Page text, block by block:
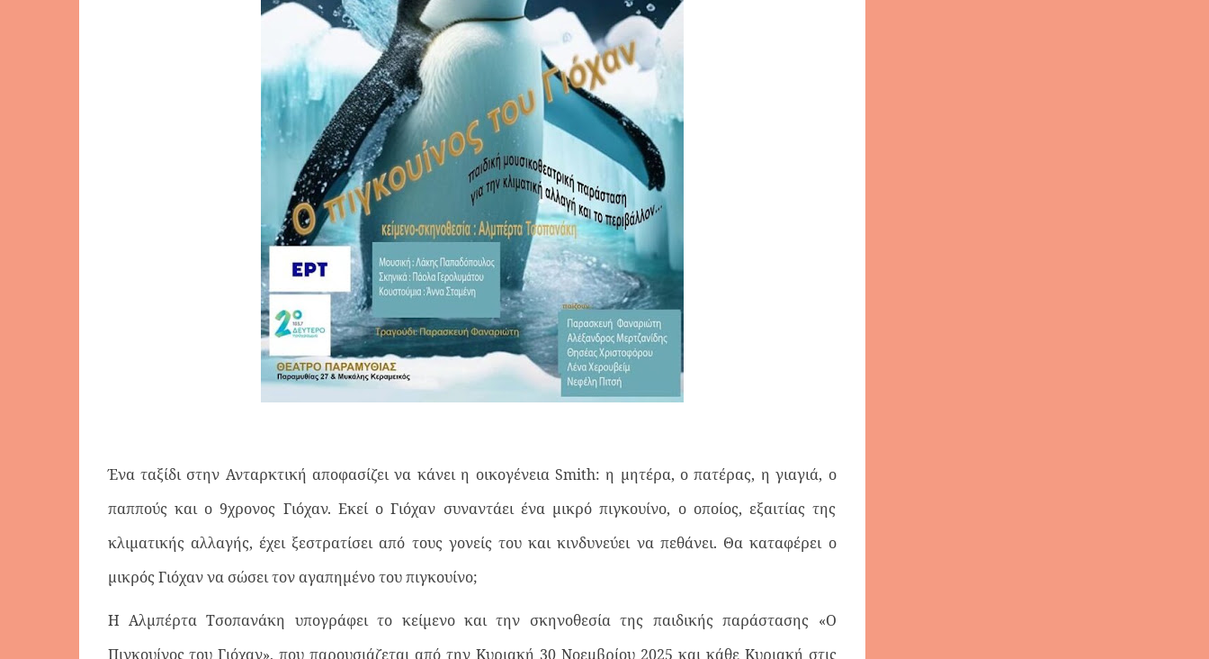
Ένα ταξίδι στην Ανταρκτική αποφασίζει να κάνει η οικογένεια Smith: η μητέρα, ο πατέρας, η γιαγιά, ο
παππούς και ο 9χρονος Γιόχαν. Εκεί ο Γιόχαν συναντάει ένα μικρό πιγκουίνο, ο οποίος, εξαιτίας της
κλιματικής αλλαγής, έχει ξεστρατίσει από τους γονείς του και κινδυνεύει να πεθάνει. Θα καταφέρει ο
μικρός Γιόχαν να σώσει τον αγαπημένο του πιγκουίνο;
Η Αλμπέρτα Τσοπανάκη υπογράφει το κείμενο και την σκηνοθεσία της παιδικής παράστασης «Ο
Πιγκουίνος του Γιόχαν», που παρουσιάζεται από την Κυριακή 30 Νοεμβρίου 2025 και κάθε Κυριακή στις